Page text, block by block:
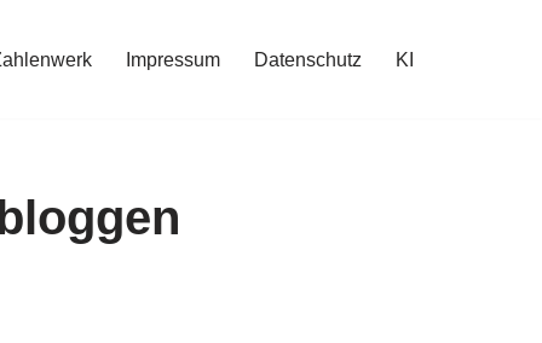
Impressum Datenschutz KI